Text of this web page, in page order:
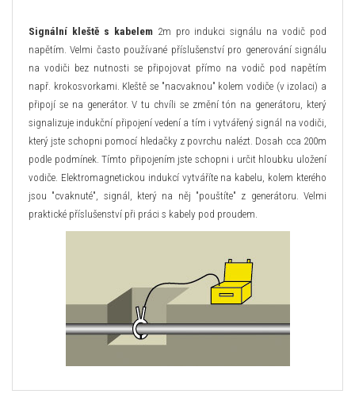
Signální kleště s kabelem2m pro indukci signálu na vodič pod
napětím. Velmi často používané příslušenství pro generování signálu
na vodiči bez nutnosti se připojovat přímo na vodič pod napětím
např. krokosvorkami. Kleště se "nacvaknou" kolem vodiče (v izolaci) a
připojí se na generátor. V tu chvíli se změní tón na generátoru, který
signalizuje indukční připojení vedení a tím i vytvářený signál na vodiči,
který jste schopni pomocí hledačky z povrchu nalézt. Dosah cca 200m
podle podmínek. Tímto připojením jste schopni i určit hloubku uložení
vodiče. Elektromagnetickou indukcí vytváříte na kabelu, kolem kterého
jsou "cvaknuté", signál, který na něj "pouštíte" z generátoru. Velmi
praktické příslušenství při práci s kabely pod proudem.